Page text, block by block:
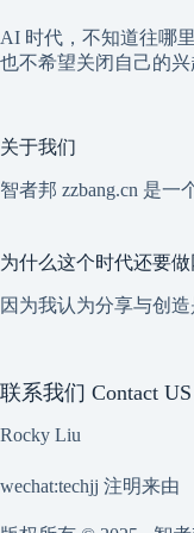
AI 时代，不知道往哪
也不希望关闭自己的兴
关于我们
智者邦 zzbang.cn 是
为什么这个时代还要做
因为我认为分享与创
联系我们 Contact US
Rocky Liu
wechat:techjj 注明来由